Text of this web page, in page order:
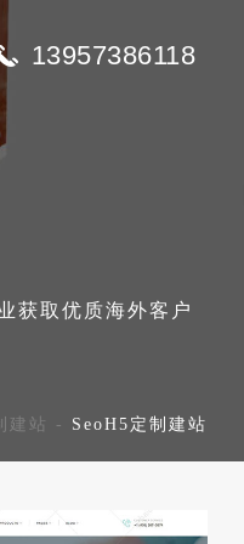
13957386118
获取优质海外客户
建站 - SeoH5定制建站